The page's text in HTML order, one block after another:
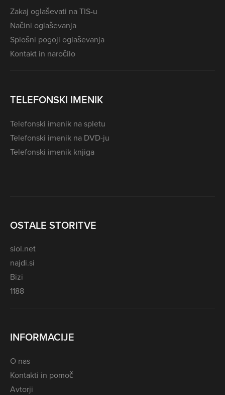
Zakaj oglaševati na TIS-u
Načini oglaševanja
Splošni pogoji oglaševanja
Kontakt in naročilo
TELEFONSKI IMENIK
Telefonski imenik na spletu
Telefonski imenik na DVD-ju
Telefonski imenik knjiga
OSTALE STORITVE
siol.net
najdi.si
Bizi
1188
INFORMACIJE
O nas
Kontakti in pomoč
Avtorji